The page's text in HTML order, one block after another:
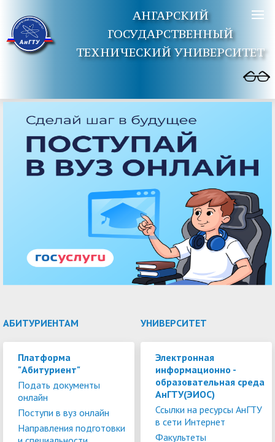
АНГАРСКИЙ
ГОСУДАРСТВЕННЫЙ
ТЕХНИЧЕСКИЙ УНИВЕРСИТЕТ
АБИТУРИЕНТАМ
Платформа
"Абитуриент"
Подать документы
онлайн
Поступи в вуз онлайн
Направления подготовки
УНИВЕРСИТЕТ
Электронная
информационно -
образовательная среда
АнГТУ(ЭИОС)
Ссылки на ресурсы АнГТУ
в сети Интернет
Факультеты